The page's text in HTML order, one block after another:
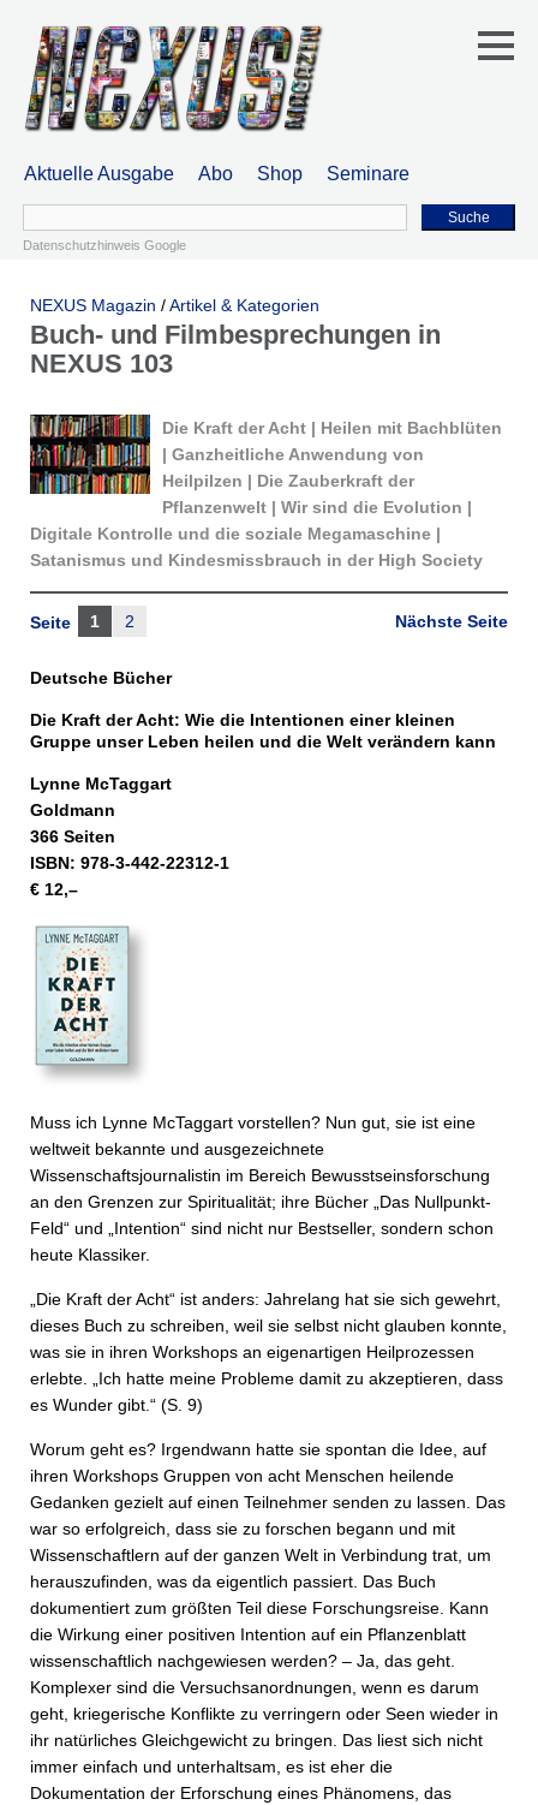
Aktuelle Ausgabe Abo Shop Seminare
Suche
Datenschutzhinweis Google
NEXUS Magazin /Artikel & Kategorien
Buch- und Filmbesprechungen in
NEXUS 103
Die Kraft der Acht | Heilen mit Bachblüten
| Ganzheitliche Anwendung von
Heilpilzen | Die Zauberkraft der
Pflanzenwelt | Wir sind die Evolution |
Digitale Kontrolle und die soziale Mega­maschi­ne |
Satanismus und Kindes­missbrauch in der High Society
Nächste Seite
Seite 1 2
Deutsche Bücher
Die Kraft der Acht: Wie die Intentionen einer kleinen
Gruppe unser Leben heilen und die Welt verändern kann
Lynne McTaggart
Goldmann
366 Seiten
ISBN: 978-3-442-22312-1
€ 12,–
Muss ich Lynne McTaggart vorstellen? Nun gut, sie ist eine
weltweit bekannte und ausgezeichnete
Wissenschaftsjournalistin im Bereich Bewusstseinsforschung
an den Grenzen zur Spiritualität; ihre Bücher „Das Nullpunkt-
Feld“ und „Intention“ sind nicht nur Bestseller, sondern schon
heute Klassiker.
„Die Kraft der Acht“ ist anders: Jahrelang hat sie sich gewehrt,
dieses Buch zu schreiben, weil sie selbst nicht glauben konnte,
was sie in ihren Workshops an eigenartigen Heilprozessen
erlebte. „Ich hatte meine Probleme damit zu akzeptieren, dass
es Wunder gibt.“ (S. 9)
Worum geht es? Irgendwann hatte sie spontan die Idee, auf
ihren Workshops Gruppen von acht Menschen heilende
Gedanken gezielt auf einen Teilnehmer senden zu lassen. Das
war so erfolgreich, dass sie zu forschen begann und mit
Wissenschaftlern auf der ganzen Welt in Verbindung trat, um
herauszufinden, was da eigentlich passiert. Das Buch
dokumentiert zum größten Teil diese Forschungsreise. Kann
die Wirkung einer positiven Intention auf ein Pflanzenblatt
wissenschaftlich nachgewiesen werden? – Ja, das geht.
Komplexer sind die Versuchsanordnungen, wenn es darum
geht, kriegerische Konflikte zu verringern oder Seen wieder in
ihr natürliches Gleichgewicht zu bringen. Das liest sich nicht
immer einfach und unterhaltsam, es ist eher die
Dokumentation der Erforschung eines Phänomens, das